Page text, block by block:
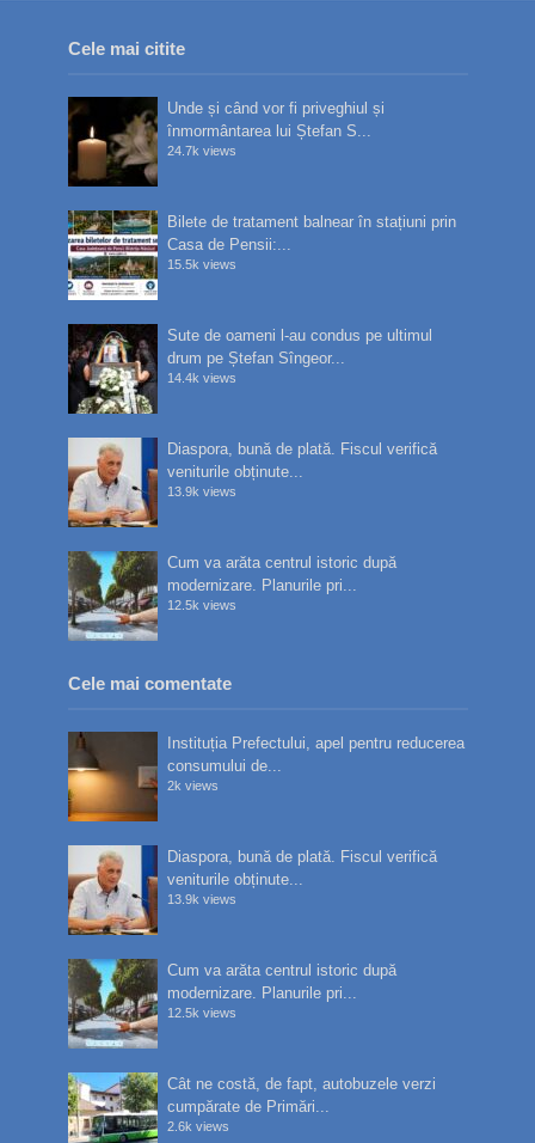
Cele mai citite
Unde și când vor fi priveghiul și
înmormântarea lui Ștefan S...
24.7k views
Bilete de tratament balnear în stațiuni prin
Casa de Pensii:...
15.5k views
Sute de oameni l-au condus pe ultimul
drum pe Ștefan Sîngeor...
14.4k views
Diaspora, bună de plată. Fiscul verifică
veniturile obținute...
13.9k views
Cum va arăta centrul istoric după
modernizare. Planurile pri...
12.5k views
Cele mai comentate
Instituția Prefectului, apel pentru reducerea
consumului de...
2k views
Diaspora, bună de plată. Fiscul verifică
veniturile obținute...
13.9k views
Cum va arăta centrul istoric după
modernizare. Planurile pri...
12.5k views
Cât ne costă, de fapt, autobuzele verzi
cumpărate de Primări...
2.6k views